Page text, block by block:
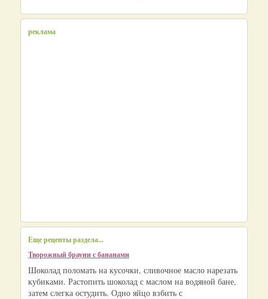
реклама
Еще рецепты раздела...
Творожный брауни с бананами
Шоколад поломать на кусочки, сливочное масло нарезать
кубиками. Растопить шоколад с маслом на водяной бане,
затем слегка остудить. Одно яйцо взбить с